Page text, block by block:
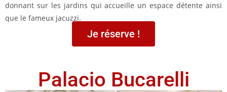
donnant sur les jardins qui accueille un espace détente ainsi
que le fameux jacuzzi.
Je réserve !
Palacio Bucarelli